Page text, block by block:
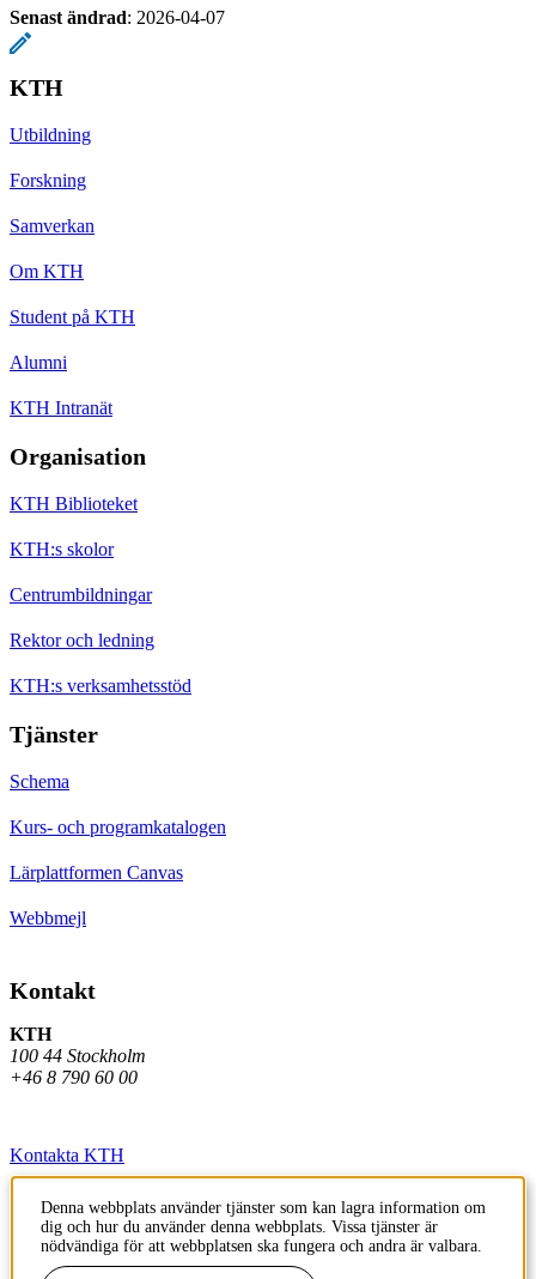
Senast ändrad: 2026-04-07
KTH
Utbildning
Forskning
Samverkan
Om KTH
Student på KTH
Alumni
KTH Intranät
Organisation
KTH Biblioteket
KTH:s skolor
Centrumbildningar
Rektor och ledning
KTH:s verksamhetsstöd
Tjänster
Schema
Kurs- och programkatalogen
Lärplattformen Canvas
Webbmejl
Kontakt
KTH
100 44 Stockholm
+46 8 790 60 00
Kontakta KTH
Jobba på KTH
Press och media
Denna webbplats använder tjänster som kan lagra information om
dig och hur du använder denna webbplats. Vissa tjänster är
nödvändiga för att webbplatsen ska fungera och andra är valbara.